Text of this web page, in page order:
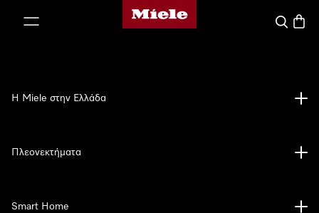
Αρχική σελίδα της Miele
Η Miele στην Ελλάδα
Πλεονεκτήματα
Smart Home